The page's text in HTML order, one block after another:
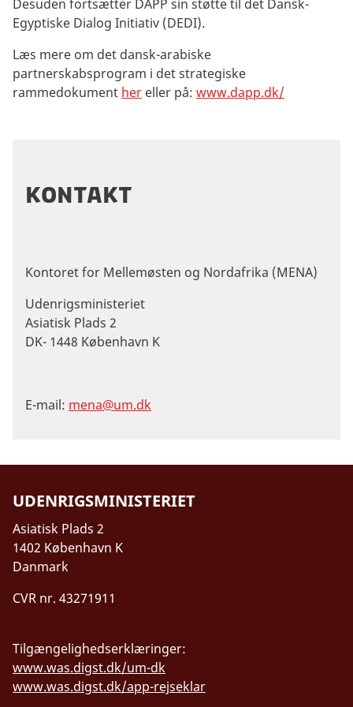
Desuden fortsætter DAPP sin støtte til det Dansk-
Egyptiske Dialog Initiativ (DEDI).
Læs mere om det dansk-arabiske
partnerskabsprogram i det strategiske
rammedokument her eller på: www.dapp.dk/
Kontakt
Kontoret for Mellemøsten og Nordafrika (MENA)
Udenrigsministeriet
Asiatisk Plads 2
DK- 1448 København K
E-mail: mena@um.dk
UDENRIGSMINISTERIET
Asiatisk Plads 2
1402 København K
Danmark
CVR nr. 43271911
Tilgængelighedserklæringer:
www.was.digst.dk/um-dk
www.was.digst.dk/app-rejseklar